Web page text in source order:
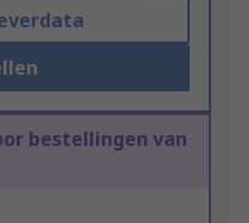
bestellingen van